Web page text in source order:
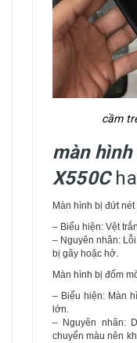
cầm
màn
X550C
Màn hình bị đứt nét
– Biểu hiện: Vệt
– Nguyên nhân:
bị gãy hoặc hở.
Màn hình bị đốm
– Biểu hiện: Màn
lớn.
– Nguyên nhân:
chuyển màu nên